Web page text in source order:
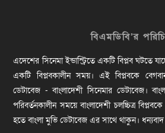
বিএমডিবি’র
এদেশের সিনেমা ইন্ডাস্ট্রিতে একটি বিপ্লব ঘটতে
একটি বিপ্লবকালীন সময়। এই বিপ্লবকে
ডেটাবেজ - বাংলাদেশী সিনেমার ডেটাবেজ।
পরিবর্তনকালীন সময়ে বাংলাদেশী চলচ্চিত্র
হতে বাংলা মুভি ডেটাবেজ এর সাথে থাকুন।